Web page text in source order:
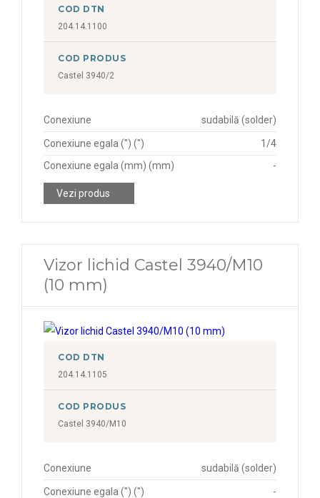
COD DTN
204.14.1100
COD PRODUS
Castel 3940/2
Conexiune sudabilă (solder)
Conexiune egala (") (")
1/4
Conexiune egala (mm) (mm)
-
Vezi produs
Vizor lichid Castel 3940/M10
(10 mm)
COD DTN
204.14.1105
COD PRODUS
Castel 3940/M10
Conexiune sudabilă (solder)
Conexiune egala (") (")
-